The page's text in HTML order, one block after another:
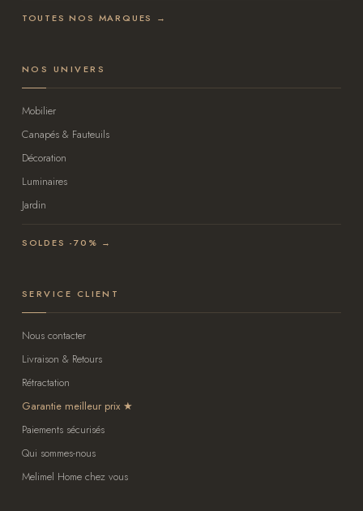
TOUTES NOS MARQUES →
NOS UNIVERS
Mobilier
Canapés & Fauteuils
Décoration
Luminaires
Jardin
SOLDES -70% →
SERVICE CLIENT
Nous contacter
Livraison & Retours
Rétractation
Garantie meilleur prix
Paiements sécurisés
Qui sommes-nous
Melimel Home chez vous